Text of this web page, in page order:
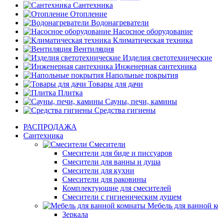
Сантехника
Отопление
Водонагреватели
Насосное оборудование
Климатическая техника
Вентиляция
Изделия светотехнические
Инженерная сантехника
Напольные покрытия
Товары для дачи
Плитка
Сауны, печи, камины
Средства гигиены
РАСПРОДАЖА
Сантехника
Смесители
Смесители для биде и писсуаров
Смесители для ванны и душа
Смесители для кухни
Смесители для раковины
Комплектующие для смесителей
Смесители с гигиеническим душем
Мебель для ванной
Зеркала